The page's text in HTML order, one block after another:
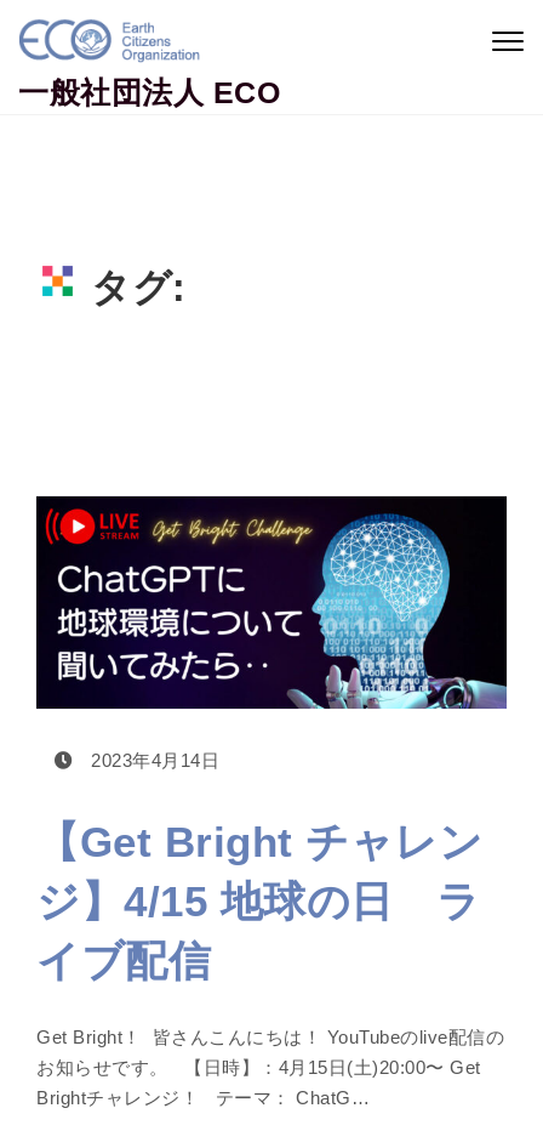
Skip to content
一般社団法人 ECO
タグ:
2023年4月14日
【Get Bright チャレン
ジ】4/15 地球の日 ラ
イブ配信
Get Bright！ 皆さんこんにちは！ YouTubeのlive配信の
お知らせです。 【日時】：4月15日(土)20:00〜 Get
Brightチャレンジ！ テーマ： ChatG…